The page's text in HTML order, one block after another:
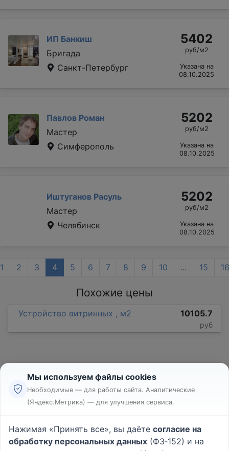
ИП Банкиш
Бригада
Санкт-Петербург
5402
руб/м2
Указана на
08.10.2025
Павлов Роман
Мастер
Симферополь
5202
руб/м2
Указана на
08.10.2025
Иштуганов Расуль
Мастер
Челябинск
5202
руб/м2
Указана на
08.10.2025
1 2 3 4 5 6 7 8 9 10 ... 15 16
Похожие цены
Устройство витринных , м2 10105.7
руб
Реклама
Пользовательское соглашение
Политика конфиденциальности
Мы используем файлы cookies
Необходимые — для работы сайта. Аналитические
(Яндекс.Метрика) — для улучшения сервиса.
Нажимая «Принять все», вы даёте согласие на
обработку персональных данных (ФЗ‑152) и на